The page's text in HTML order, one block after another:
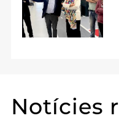
Notícies